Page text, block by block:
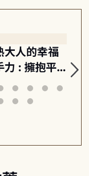
大人的幸福
力 : 擁抱平
的每個燦爛
給匱乏世代
球